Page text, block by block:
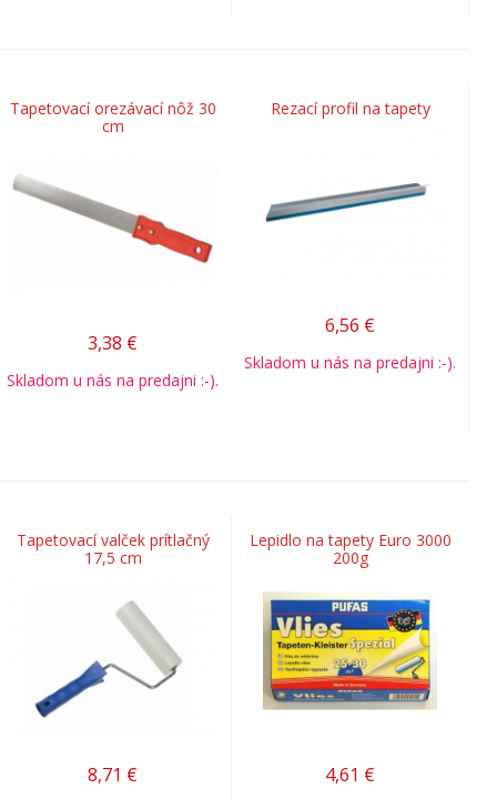
Tapetovací orezávací nôž 30
cm
3,38 €
Skladom u nás na predajni :-).
Rezací profil na tapety
6,56 €
Skladom u nás na predajni :-).
Tapetovací valček prítlačný
17,5 cm
8,71 €
Lepidlo na tapety Euro 3000
200g
4,61 €